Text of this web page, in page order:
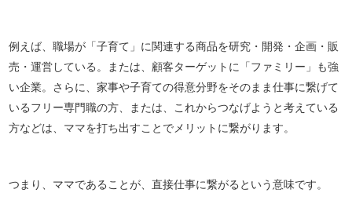
例えば、職場が「子育て」に関連する商品を研究・開発・企画・販
売・運営している。または、顧客ターゲットに「ファミリー」も強
い企業。さらに、家事や子育ての得意分野をそのまま仕事に繋げて
いるフリー専門職の方、または、これからつなげようと考えている
方などは、ママを打ち出すことでメリットに繋がります。
つまり、ママであることが、直接仕事に繋がるという意味です。